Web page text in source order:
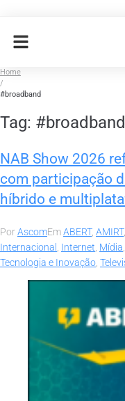
Home
/
#broadband
Tag: #broadband
NAB Show 2026
com participação
híbrido e
PorAscomEmABERT, AMIRT,
Internacional , Internet, Mídia,
Tecnologia e Inovação,